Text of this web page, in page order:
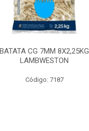
BATATA CG 7MM 8X2,25KG
LAMBWESTON
Código: 7187